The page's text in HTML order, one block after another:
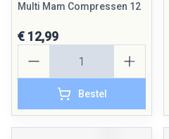
Multi Mam Compressen 12
€ 12,99
Bestel